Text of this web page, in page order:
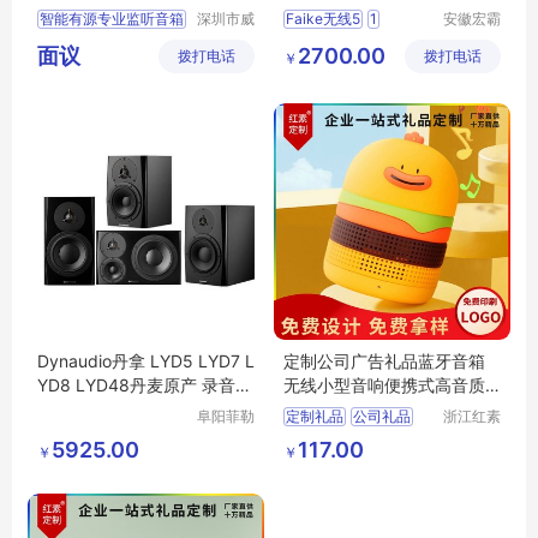
智能有源专业监听音箱
真力
深圳市威
技有限公
面议 拨打电话
箱蓝牙功放
Faike无线5 1
安徽宏霸
有限公司
￥ 2700.00 拨打电话
Dynaudio丹拿 LYD5 LYD7 L
YD8 LYD48丹麦原产 录音棚
阜阳菲勒
￥ 5925.00
定制公司广告礼品蓝牙音箱
无线小型音响便携式高音质IF
BS-Q01客户
定制礼品 公司礼品
广告礼品 蓝牙音箱
客户礼品
浙江红素
￥ 117.00